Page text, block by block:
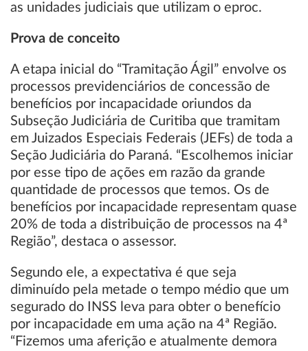
as unidades judiciais que utilizam o eproc.
Prova de conceito
A etapa inicial do “Tramitação Ágil” envolve os
processos previdenciários de concessão de
benefícios por incapacidade oriundos da
Subseção Judiciária de Curitiba que tramitam
em Juizados Especiais Federais (JEFs) de toda a
Seção Judiciária do Paraná. “Escolhemos iniciar
por esse tipo de ações em razão da grande
quantidade de processos que temos. Os de
benefícios por incapacidade representam quase
20% de toda a distribuição de processos na 4ª
Região”, destaca o assessor.
Segundo ele, a expectativa é que seja
diminuído pela metade o tempo médio que um
segurado do INSS leva para obter o benefício
por incapacidade em uma ação na 4ª Região.
“Fizemos uma aferição e atualmente demora